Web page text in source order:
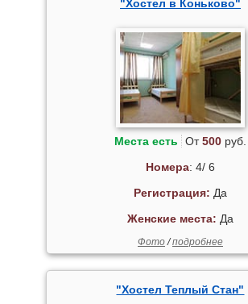
"Хостел в Коньково"
Места есть От500руб.
Номера: 4/ 6
Регистрация: Да
Женские места: Да
Фото/подробнее
"Хостел Теплый Стан"